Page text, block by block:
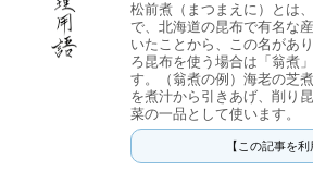
松前煮（まつまえに）とは
で、北海道の昆布で有名な
いたことから、この名があ
ろ昆布を使う場合は「翁煮
す。（翁煮の例）海老の芝
を煮汁から引きあげ、削り
菜の一品として使います。
【この記事を